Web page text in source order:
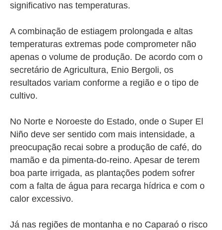
significativo nas temperaturas.
A combinação de estiagem prolongada e altas
temperaturas extremas pode comprometer não
apenas o volume de produção. De acordo com o
secretário de Agricultura, Enio Bergoli, os
resultados variam conforme a região e o tipo de
cultivo.
No Norte e Noroeste do Estado, onde o Super El
Niño deve ser sentido com mais intensidade, a
preocupação recai sobre a produção de café, do
mamão e da pimenta-do-reino. Apesar de terem
boa parte irrigada, as plantações podem sofrer
com a falta de água para recarga hídrica e com o
calor excessivo.
Já nas regiões de montanha e no Caparaó o risco